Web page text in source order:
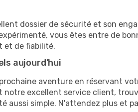
dossier de sécurité et son
vous êtes entre de
et de fiabilité.
aujourd’hui
aventure en réservant
excellent service client,
aussi simple. N'attendez plus et